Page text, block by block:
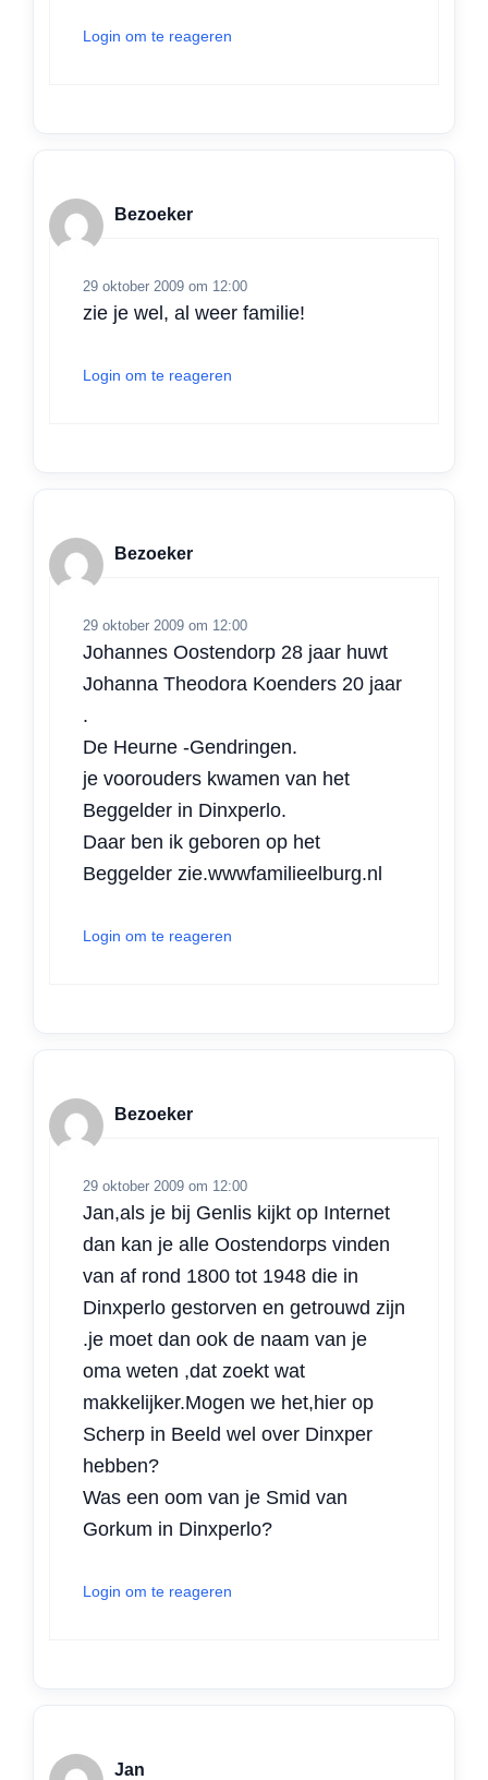
Login om te reageren
Bezoeker
29 oktober 2009 om 12:00
zie je wel, al weer familie!
Login om te reageren
Bezoeker
29 oktober 2009 om 12:00
Johannes Oostendorp 28 jaar huwt
Johanna Theodora Koenders 20 jaar
.
De Heurne -Gendringen.
je voorouders kwamen van het
Beggelder in Dinxperlo.
Daar ben ik geboren op het
Beggelder zie.wwwfamilieelburg.nl
Login om te reageren
Bezoeker
29 oktober 2009 om 12:00
Jan,als je bij Genlis kijkt op Internet
dan kan je alle Oostendorps vinden
van af rond 1800 tot 1948 die in
Dinxperlo gestorven en getrouwd zijn
.je moet dan ook de naam van je
oma weten ,dat zoekt wat
makkelijker.Mogen we het,hier op
Scherp in Beeld wel over Dinxper
hebben?
Was een oom van je Smid van
Gorkum in Dinxperlo?
Login om te reageren
Jan